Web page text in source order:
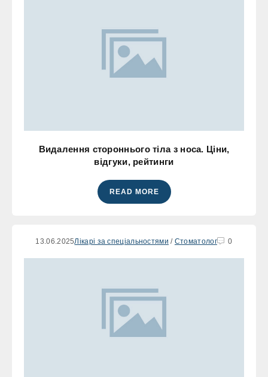
Видалення стороннього тіла з носа. Ціни,
відгуки, рейтинги
READ MORE
13.06.2025Лікарі за спеціальностями / Стоматолог 0